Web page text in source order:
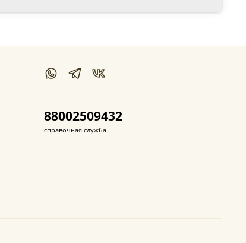
88002509432
справочная служба